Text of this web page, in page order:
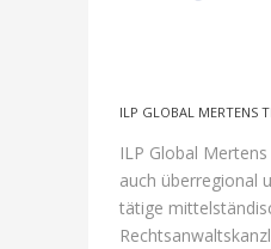
ILP GLOBAL MERTENS
ILP Global
auch überregional
tätige